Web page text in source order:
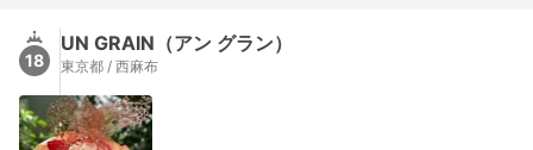
18
UN GRAIN（アン グラン）
東京都 / 西麻布